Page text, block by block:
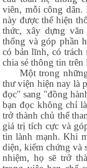
viên, mỗi công
này được thể hiện
thức, xây dựng
thống và góp phần
có bản lĩnh, có trách
chia sẻ thông tin
Một trong những
thư viện hiện nay là
đọc" sang "đồng
bạn đọc không chỉ
trở thành chủ thể
giá trị tích cực và
tin lành mạnh. Khi
diện, kiểm chứng và
nhiệm, họ sẽ trở